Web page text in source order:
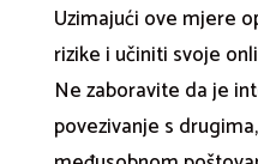
Uzimajući ove mjere
rizike i učiniti svoje
Ne zaboravite da je
povezivanje s